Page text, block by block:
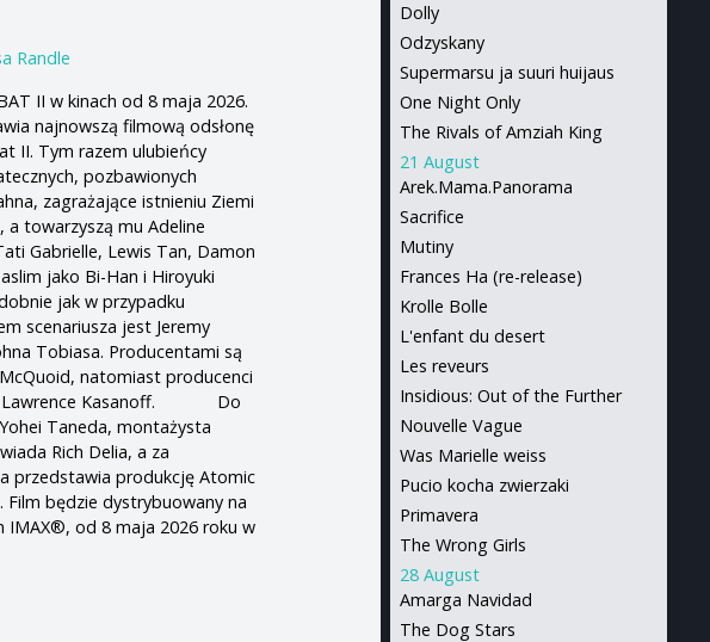
Randle
II w kinach od 8 maja 2026.
najnowszą filmową odsłonę
II. Tym razem ulubieńcy
pozbawionych
zagrażające istnieniu Ziemi
towarzyszą mu Adeline
Gabrielle, Lewis Tan, Damon
jako Bi-Han i Hiroyuki
jak w przypadku
scenariusza jest Jeremy
Tobiasa. Producentami są
natomiast producenci
i Lawrence Kasanoff. Do
Taneda, montażysta
Rich Delia, a za
produkcję Atomic
będzie dystrybuowany na
IMAX®, od 8 maja 2026 roku w
Dolly
Odzyskany
Supermarsu ja suuri huijaus
One Night Only
The Rivals of Amziah King
21 August
Arek.Mama.Panorama
Sacrifice
Mutiny
Frances Ha (re-release)
Krolle Bolle
L'enfant du desert
Les reveurs
Insidious: Out of the Further
Nouvelle Vague
Was Marielle weiss
Pucio kocha zwierzaki
Primavera
The Wrong Girls
28 August
Amarga Navidad
The Dog Stars